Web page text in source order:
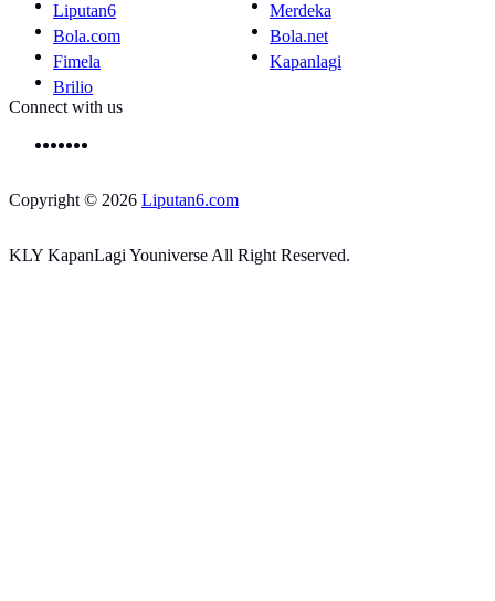
Liputan6
Merdeka
Bola.com
Bola.net
Fimela
Kapanlagi
Brilio
Connect with us
Copyright © 2026 Liputan6.com
KLY KapanLagi Youniverse All Right Reserved.